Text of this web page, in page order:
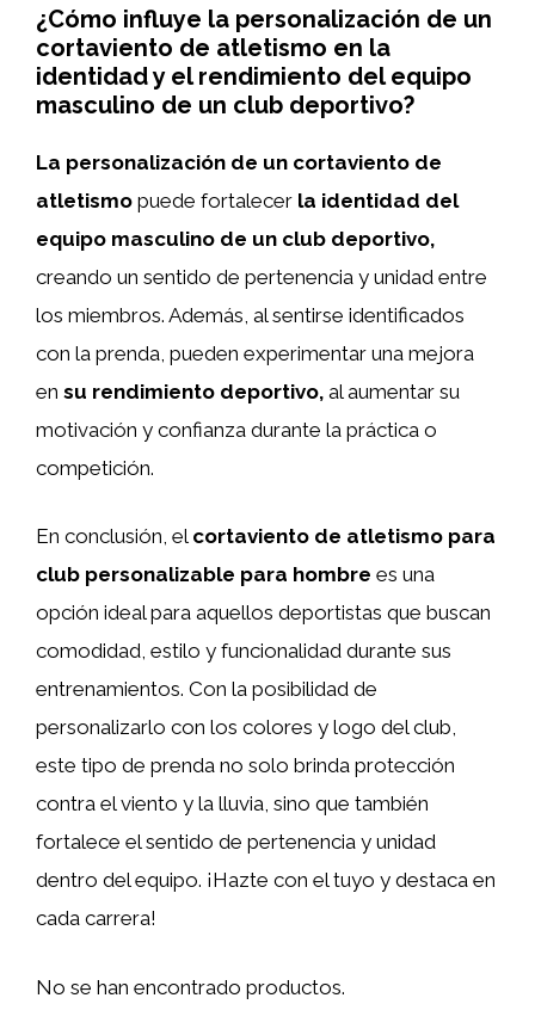
¿Cómo influye la personalización de un
cortaviento de atletismo en la
identidad y el rendimiento del equipo
masculino de un club deportivo?
La personalización de un cortaviento de
atletismo puede fortalecer la identidad del
equipo masculino de un club deportivo,
creando un sentido de pertenencia y unidad entre
los miembros. Además, al sentirse identificados
con la prenda, pueden experimentar una mejora
en su rendimiento deportivo, al aumentar su
motivación y confianza durante la práctica o
competición.
En conclusión, el cortaviento de atletismo para
club personalizable para hombre es una
opción ideal para aquellos deportistas que buscan
comodidad, estilo y funcionalidad durante sus
entrenamientos. Con la posibilidad de
personalizarlo con los colores y logo del club,
este tipo de prenda no solo brinda protección
contra el viento y la lluvia, sino que también
fortalece el sentido de pertenencia y unidad
dentro del equipo. ¡Hazte con el tuyo y destaca en
cada carrera!
No se han encontrado productos.